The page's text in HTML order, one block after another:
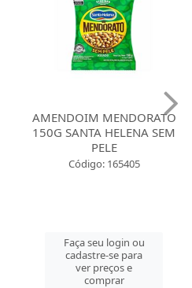
AMENDOIM MENDORATO
150G SANTA HELENA SEM
PELE
Código: 165405
Faça seu login ou
cadastre-se para
ver preços e
comprar